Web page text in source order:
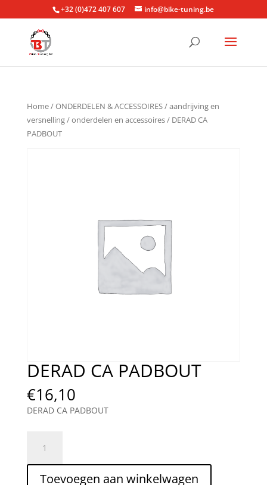
+32 (0)472 407 607 info@bike-tuning.be
Home/ONDERDELEN & ACCESSOIRES/aandrijving en
versnelling/onderdelen en accessoires/ DERAD CA
PADBOUT
DERAD CA PADBOUT
€16,10
DERAD CA PADBOUT
PADBOUT
aantal
Toevoegen aan winkelwagen